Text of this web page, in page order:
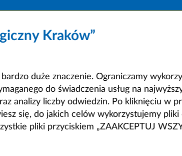
Kraków”
duże znaczenie. Ograniczamy
do świadczenia usług na
analizy liczby odwiedzin. Po kliknięciu w
się, do jakich celów wykorzystujemy pliki
pliki przyciskiem „ZAAKCEPTUJ